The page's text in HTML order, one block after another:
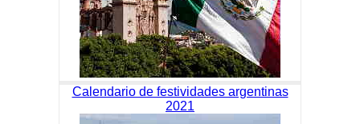
Calendario de festividades argentinas
2021